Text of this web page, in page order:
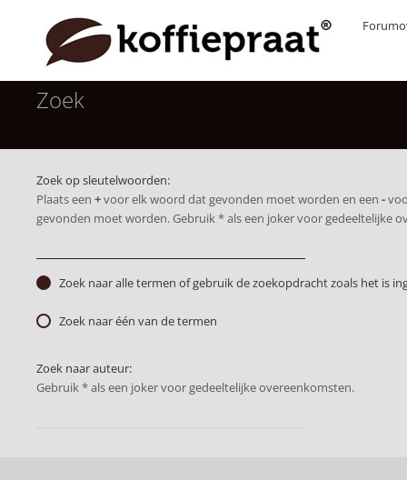
Zoek
Zoek op sleutelwoorden:
Plaats een +voor elk woord dat gevonden moet worden en een -
gevonden moet worden. Gebruik * als een joker voor gedeeltelijke
Zoek naar alle termen of gebruik de zoekopdracht zoals het is
Zoek naar één van de termen
Zoek naar auteur:
Gebruik * als een joker voor gedeeltelijke overeenkomsten.